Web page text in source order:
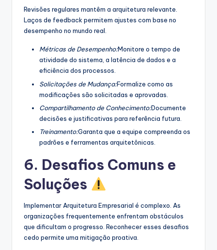
Revisões regulares mantêm a arquitetura relevante.
Laços de feedback permitem ajustes com base no
desempenho no mundo real.
Métricas de Desempenho:Monitore o tempo de
atividade do sistema, a latência de dados e a
eficiência dos processos.
Solicitações de Mudança:Formalize como as
modificações são solicitadas e aprovadas.
Compartilhamento de Conhecimento:Documente
decisões e justificativas para referência futura.
Treinamento:Garanta que a equipe compreenda os
padrões e ferramentas arquitetônicas.
6. Desafios Comuns e
Soluções
Implementar Arquitetura Empresarial é complexo. As
organizações frequentemente enfrentam obstáculos
que dificultam o progresso. Reconhecer esses desafios
cedo permite uma mitigação proativa.